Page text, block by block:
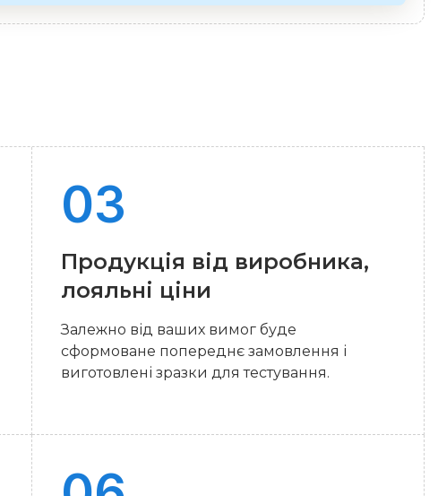
Продукція від виробника,
лояльні ціни
Залежно від ваших вимог буде
сформоване попереднє замовлення і
виготовлені зразки для тестування.